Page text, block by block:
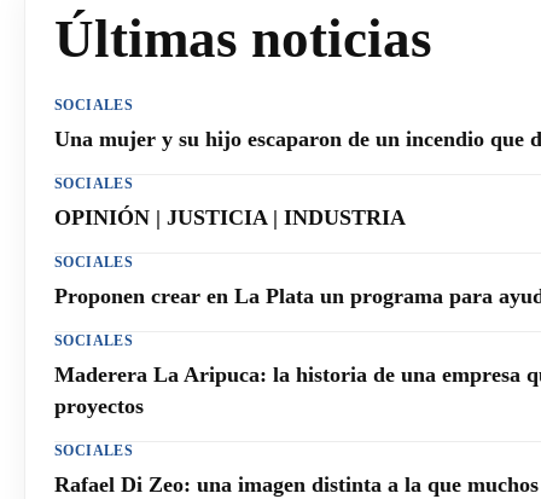
Últimas noticias
SOCIALES
Una mujer y su hijo escaparon de un incendio que
SOCIALES
OPINIÓN | JUSTICIA | INDUSTRIA
SOCIALES
Proponen crear en La Plata un programa para
SOCIALES
Maderera La Aripuca: la historia de una empresa
proyectos
SOCIALES
Rafael Di Zeo: una imagen distinta a la que